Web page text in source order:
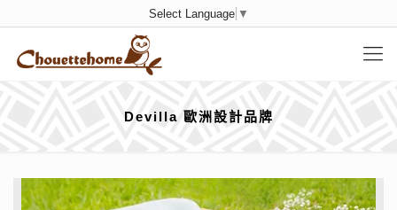
Select Language ▼
Devilla 歐洲設計品牌